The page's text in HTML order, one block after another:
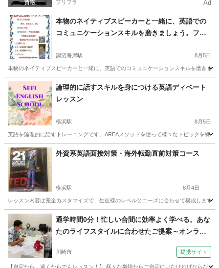
プリフラ Ad
本物のネイティブスピーカーと一緒に、英語での
コミュニケーションスキルを磨きましょう。フォ
対応します。レッスンは、役立つ会話を身につけ
られるように設計されています。成人の生徒さん
を募集中！経験豊富なネイティブ講師と一緒に英
語力をレベルアップしましょう！ 英語のネイティ
ブスピーカーと一緒に英語を学ぶ
鵠沼海岸駅 8月5日
本物のネイティブスピーカーと一緒に、英語でのコミュニケーションスキルを磨きま
神奈川 藤沢市 鵠沼海岸駅 英会話 ネイティブスピーカー
論理的に話すスキルを身につける英語ディベート
レッスン
横浜駅 8月5日
英語を論理的に話すトレーニングです。AREAメソッドを使って様々なトピックを練
神奈川 横浜市 横浜駅 英語 スピーキング
外資系英語面接対策・海外転勤直前対策コース
横浜駅 8月4日
レッスン内容は完全カスタマイズで、生徒様のレベルとニーズに合わせて構成しま
神奈川 横浜市 横浜駅 ビジネス英語 プレゼンテーション
通学時間0分！忙しい合間に効率よく学べる。あな
たのライフスタイルに合わせたご提案～オンライ
校）
川崎市 提携サイト
【自宅から、遠くからでもレッスン！】 様々な事情からご自宅にいなければならな